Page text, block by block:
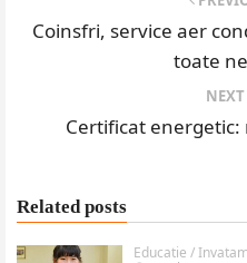
Coinsfri, service aer
toate
NEXT
Certificat
Related posts
Educatie /